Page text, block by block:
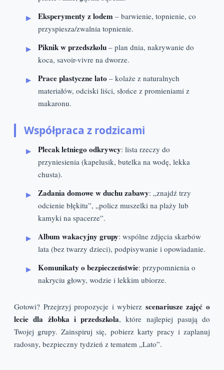
Eksperymenty z lodem – barwienie, topnienie, co
przyspiesza/zwalnia topnienie.
Piknik w przedszkolu – plan dnia, nakrywanie do
koca, savoir-vivre na dworze.
Prace plastyczne lato – kolaże z naturalnych
materiałów, odciski liści, słońce z promieniami z
makaronu.
Współpraca z rodzicami
Plecak letniego odkrywcy: lista rzeczy do
przyniesienia (kapelusik, butelka na wodę, lekka
chusta).
Zadania domowe w duchu zabawy: „znajdź trzy
odcienie błękitu”, „policz muszelki na plaży lub
kamyki na spacerze”.
Album wakacyjny grupy: wspólne zdjęcia skarbów
lata (bez twarzy dzieci), podpisywanie i opowiadanie.
Komunikaty o bezpieczeństwie: przypomnienia o
nakryciu głowy, wodzie i lekkim ubiorze.
Gotowi? Przejrzyj propozycje i wybierz scenariusze zajęć o
lecie dla żłobka i przedszkola, które najlepiej pasują do
Twojej grupy. Zainspiruj się, pobierz karty pracy i zaplanuj
radosny, bezpieczny tydzień z tematem „Lato”.